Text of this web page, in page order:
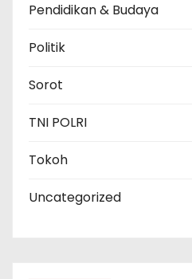
Pendidikan & Budaya
Politik
Sorot
TNI POLRI
Tokoh
Uncategorized